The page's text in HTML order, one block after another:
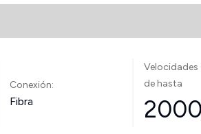
Conexión:
Fibra
Velocidades
de hasta
2000